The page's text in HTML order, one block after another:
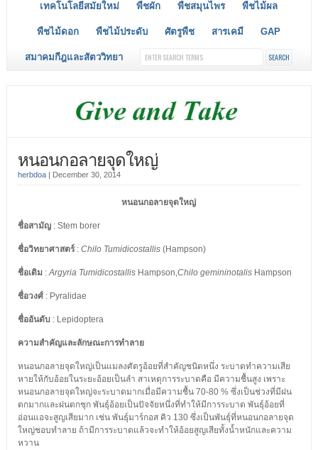
เทคโนโลยีสมัยใหม่ พืชผัก พืชสมุนไพร พืชไม้ผล
พืชไม้ดอก พืชไม้ประดับ ศัตรูพืช สารเคมี GAP
สมาคมกีฎและสัตววิทยา
หนอนกอลายจุดใหญ่
herbdoa| December 30, 2014
หนอนกอลายจุดใหญ่
ชื่อสามัญ: Stem borer
ชื่อวิทยาศาสตร์: Chilo Tumidicostallis(Hampson)
ชื่อเดิม : Argyria Tumidicostallis Hampson,Chilo gemininotalisHampson
ชื่อวงศ์: Pyralidae
ชื่ออันดับ: Lepidoptera
ความสำคัญและลักษณะการทำลาย
หนอนกอลายจุดใหญ่เป็นแมลงศัตรูอ้อยที่สำคัญชนิดหนึ่ง ระบาดทำความเสีย
หายให้กับอ้อยในระยะอ้อยเป็นลำ สาเหตุการระบาดคือ มีความชื้นสูง เพราะ
หนอนกอลายจุดใหญ่จะระบาดมากเมื่อมีความชื้น 70-80 % ซึ่งเป็นช่วงที่มีฝน
ตกมากและฝนตกชุก พันธุ์อ้อยเป็นปัจจัยหนึ่งที่ทำให้มีการระบาด พันธุ์อ้อยที่
อ่อนแอจะสูญเสียมาก เช่น พันธุ์มาร์กอส คิว 130 ซึ่งเป็นพันธุ์ที่หนอนกอลายจุด
ใหญ่ชอบทำลาย ถ้ามีการระบาดแล้วจะทำให้อ้อยสูญเสียทั้งน้ำหนักและความ
หวาน